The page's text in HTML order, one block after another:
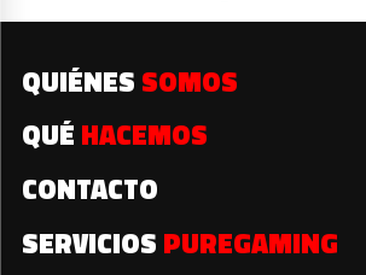
QUIÉNES SOMOS
QUÉ HACEMOS
CONTACTO
SERVICIOS PUREGAMING